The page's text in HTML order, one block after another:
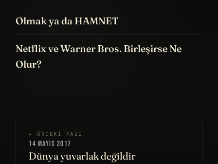
Olmak ya da HAMNET
Netflix ve Warner Bros. Birleşirse Ne
Olur?
← ÖNCEKI YAZI
14 MAYIS 2017
Dünya yuvarlak değildir